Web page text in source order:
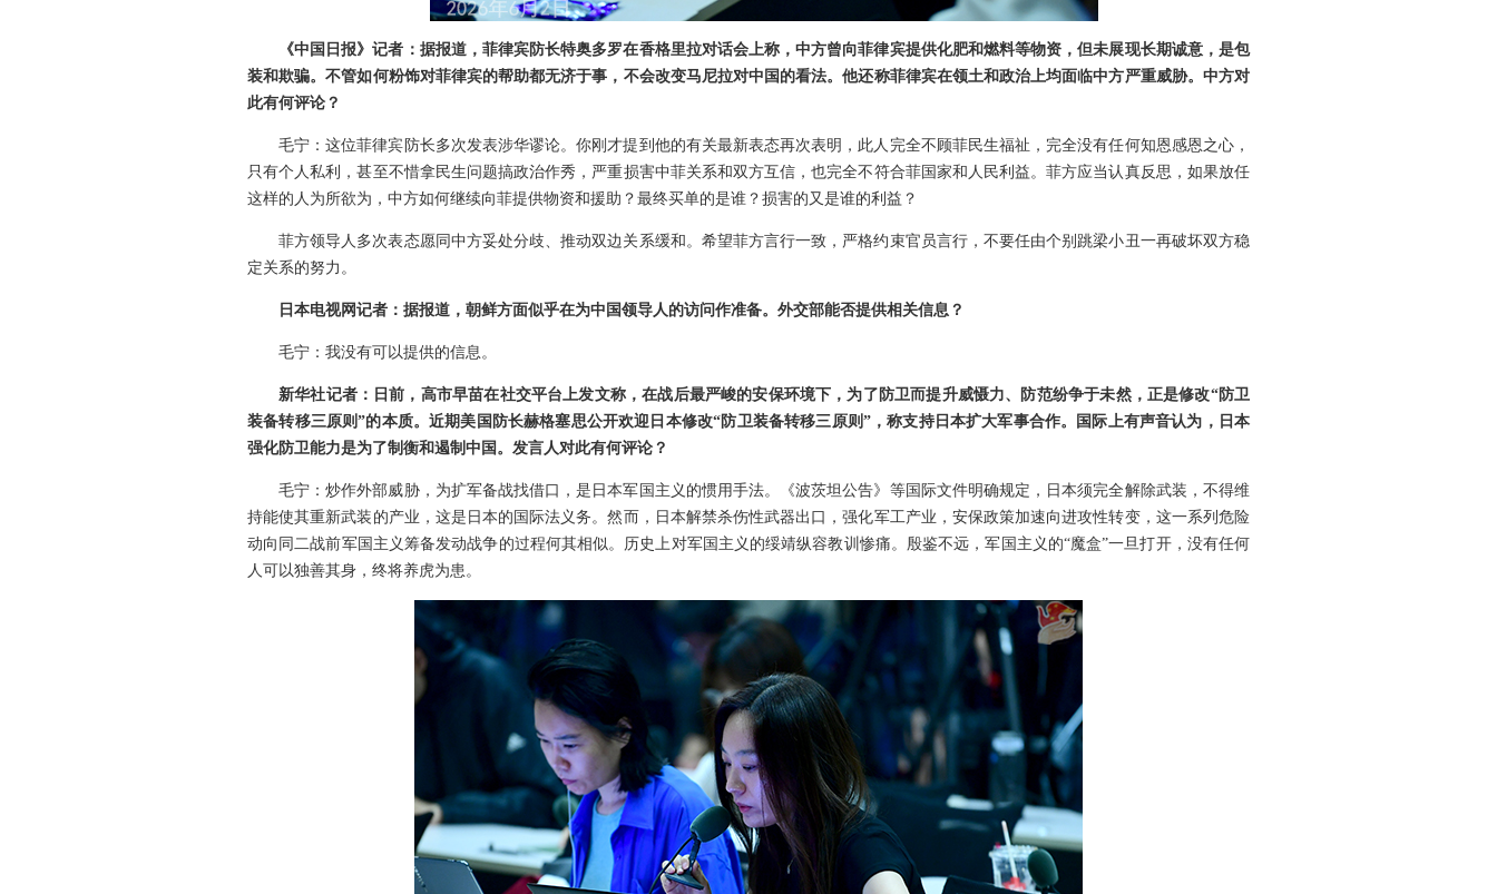
《中国日报》记者：据报道，菲律宾防长特奥多罗在香格里拉对话会上称，中方曾向菲律宾提供化肥和燃料等物资，但未展现长期诚意，是包
装和欺骗。不管如何粉饰对菲律宾的帮助都无济于事，不会改变马尼拉对中国的看法。他还称菲律宾在领土和政治上均面临中方严重威胁。中方对
此有何评论？
毛宁：这位菲律宾防长多次发表涉华谬论。你刚才提到他的有关最新表态再次表明，此人完全不顾菲民生福祉，完全没有任何知恩感恩之心，
只有个人私利，甚至不惜拿民生问题搞政治作秀，严重损害中菲关系和双方互信，也完全不符合菲国家和人民利益。菲方应当认真反思，如果放任
这样的人为所欲为，中方如何继续向菲提供物资和援助？最终买单的是谁？损害的又是谁的利益？
菲方领导人多次表态愿同中方妥处分歧、推动双边关系缓和。希望菲方言行一致，严格约束官员言行，不要任由个别跳梁小丑一再破坏双方稳
定关系的努力。
日本电视网记者：据报道，朝鲜方面似乎在为中国领导人的访问作准备。外交部能否提供相关信息？
毛宁：我没有可以提供的信息。
新华社记者：日前，高市早苗在社交平台上发文称，在战后最严峻的安保环境下，为了防卫而提升威慑力、防范纷争于未然，正是修改“防卫
装备转移三原则”的本质。近期美国防长赫格塞思公开欢迎日本修改“防卫装备转移三原则”，称支持日本扩大军事合作。国际上有声音认为，日本
强化防卫能力是为了制衡和遏制中国。发言人对此有何评论？
毛宁：炒作外部威胁，为扩军备战找借口，是日本军国主义的惯用手法。《波茨坦公告》等国际文件明确规定，日本须完全解除武装，不得维
持能使其重新武装的产业，这是日本的国际法义务。然而，日本解禁杀伤性武器出口，强化军工产业，安保政策加速向进攻性转变，这一系列危险
动向同二战前军国主义筹备发动战争的过程何其相似。历史上对军国主义的绥靖纵容教训惨痛。殷鉴不远，军国主义的“魔盒”一旦打开，没有任何
人可以独善其身，终将养虎为患。